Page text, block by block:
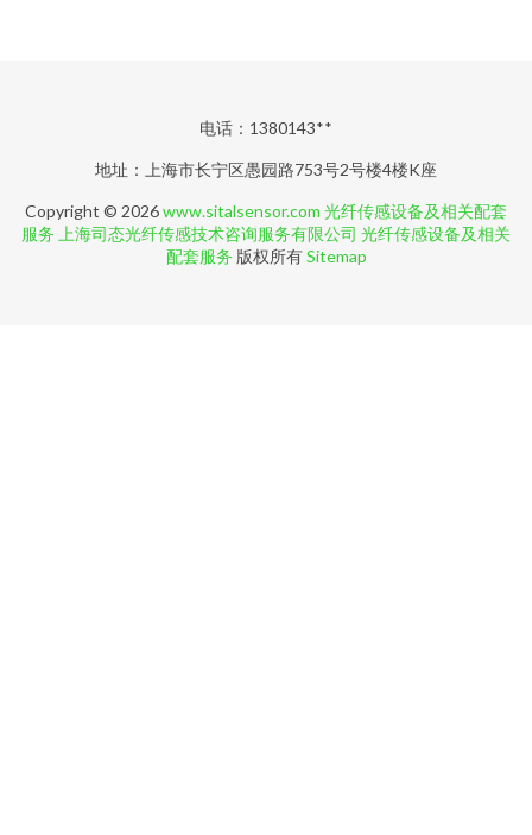
电话：1380143**
地址：上海市长宁区愚园路753号2号楼4楼K座
Copyright © 2026www.sitalsensor.com 光纤传感设备及相关配套
服务 上海司态光纤传感技术咨询服务有限公司 光纤传感设备及相关
配套服务 版权所有Sitemap